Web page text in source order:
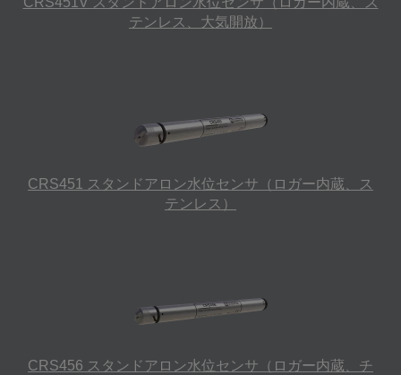
テンレス、大気開放）
CRS451 スタンドアロン水位センサ（ロガー内蔵、ス
テンレス）
CRS456 スタンドアロン水位センサ（ロガー内蔵、チ